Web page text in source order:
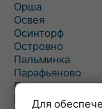
Орша
Освея
Осинторф
Островно
Пальминка
Парафьяново
Плисса
Повятье
Для